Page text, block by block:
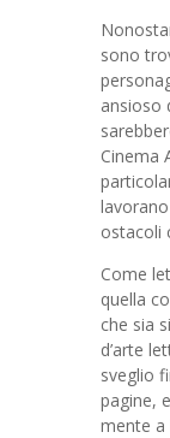
sono
ansioso
Cinema
ostacoli
Come
quella
che sia
d’arte
sveglio
pagine,
mente a